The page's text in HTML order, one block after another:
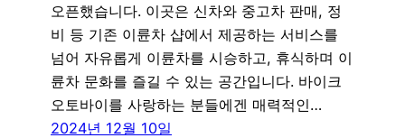
오픈했습니다. 이곳은 신차와 중고차 판매, 정
비 등 기존 이륜차 샵에서 제공하는 서비스를
넘어 자유롭게 이륜차를 시승하고, 휴식하며 이
륜차 문화를 즐길 수 있는 공간입니다. 바이크
오토바이를 사랑하는 분들에겐 매력적인…
2024년 12월 10일